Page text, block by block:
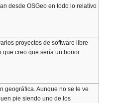
desde OSGeo en todo lo relativo
proyectos de software libre
que creo que sería un honor
geográfica. Aunque no se le ve
pie siendo uno de los